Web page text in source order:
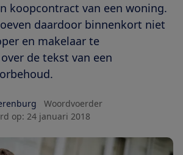
koopcontract van een woning.
daardoor binnenkort niet
en makelaar te
de tekst van een
Woordvoerder
op: 24 januari 2018